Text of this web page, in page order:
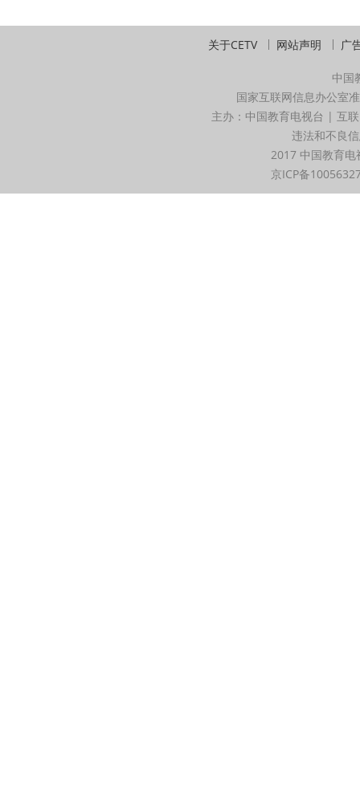
关于CETV 网站声明 广
中国
国家互联网信息办公室
主办：中国教育电视台 | 互
违法和不良
2017 中国教育
京ICP备